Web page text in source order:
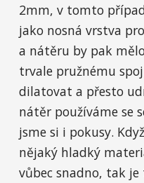
2mm, v tomto
jako nosná vrstva
a nátěru by pak
trvale pružnému
dilatovat a přesto
nátěr používáme se
jsme si i pokusy.
nějaký hladký
vůbec snadno, tak